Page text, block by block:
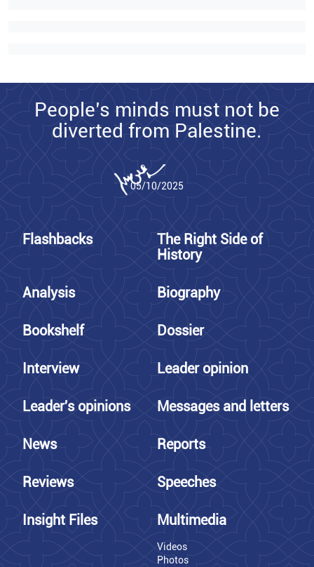
People’s minds must not be
diverted from Palestine.
05/10/2025
Flashbacks
The Right Side of
History
Analysis Biography
Bookshelf Dossier
Interview Leader opinion
Leader's opinions Messages and letters
News Reports
Reviews Speeches
Insight Files Multimedia
Videos
Photos